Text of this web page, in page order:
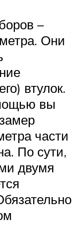
–
Они
втулок.
вы
части
По сути,
двумя